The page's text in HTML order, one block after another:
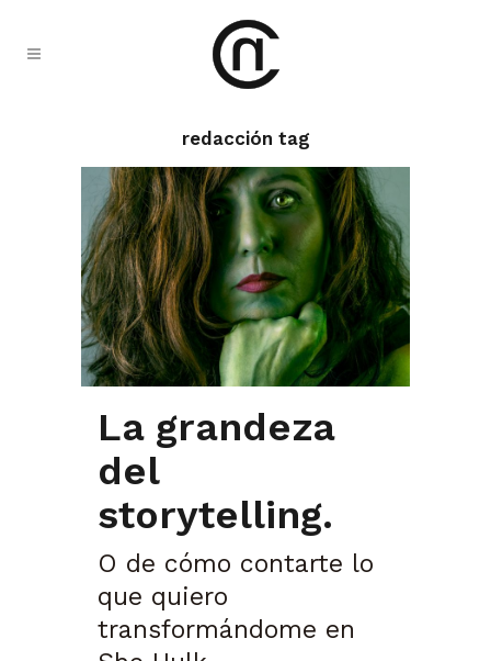
redacción tag
La grandeza
del
storytelling.
O de cómo contarte lo
que quiero
transformándome en